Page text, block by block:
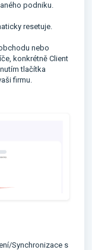
podniku.
resetuje.
nebo
konkrétně Client
tlačítka
firmu.
Synchronizace s